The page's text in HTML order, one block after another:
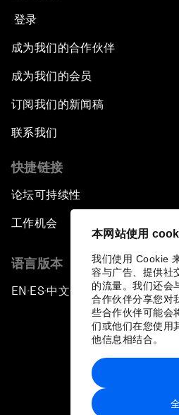
本网站使用
我们使用 Cookie
容与广告、提供社
的流量。我们还会
合作伙伴分享您对
些合作伙伴可能会
们或他们在您使用
他信息相结合。
登录
成为我们的合作伙伴
成为我们的会员
订阅我们的新闻稿
联系我们
快捷链接
论坛可持续性
工作机会
语言版本
EN ▪ES▪中文▪ 日本語
站点地图